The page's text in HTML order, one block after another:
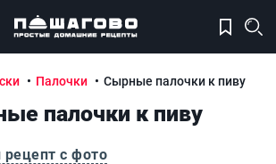
Палочки Сырные палочки к пиву
палочки к пиву
с фото